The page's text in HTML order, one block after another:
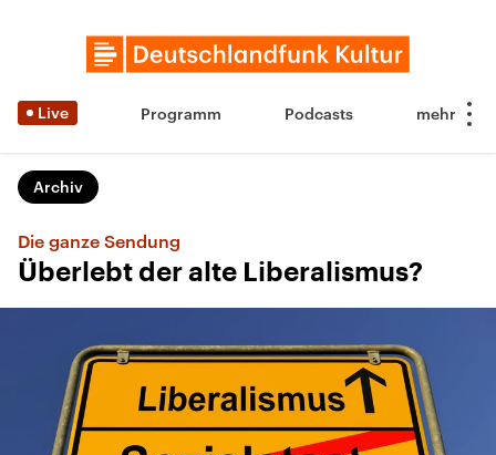
Live Programm Podcasts
Archiv
Die ganze Sendung
Überlebt der alte Liberalismus?